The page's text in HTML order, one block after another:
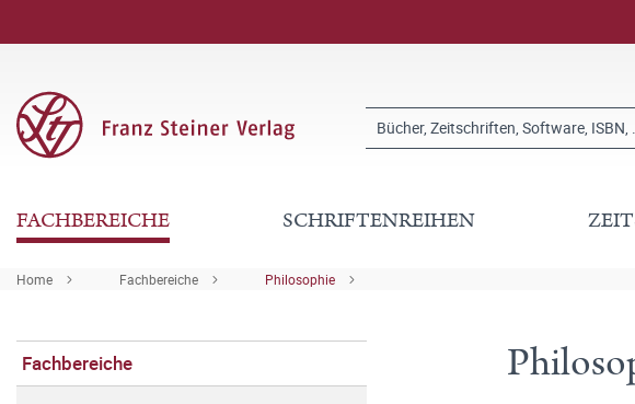
FACHBEREICHE SCHRIFTENREIHEN
Home Fachbereiche Philosophie
Fachbereiche